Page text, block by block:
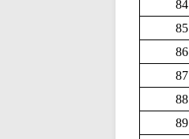
84
85
86
87
88
89